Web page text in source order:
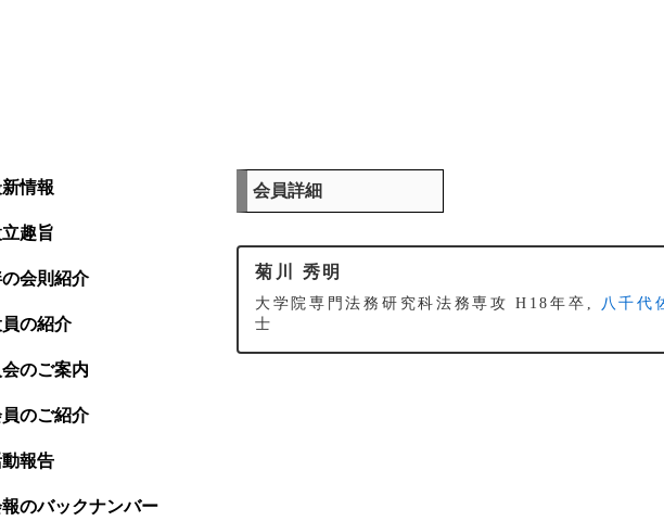
会員詳細
菊川 秀明
大学院専門法務研究科法務専攻 H18年卒, 八千代
士
情報
趣旨
会則紹介
の紹介
会のご案内
のご紹介
報告
のバックナンバー